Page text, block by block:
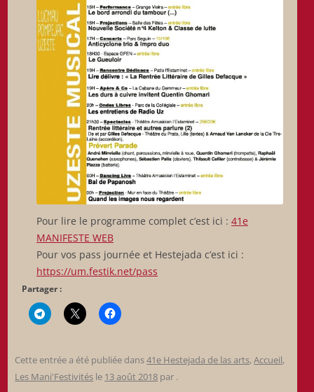
Pour lire le programme complet c’est ici : 41e
MANIFESTE WEB
Pour vos pass journée et Hestejada c’est ici :
https://um.festik.net/pass
Partager :
Cette entrée a été publiée dans41e Hestejada de las arts,Accueil,
Les Mani'Festivités le 13 août 2018 par .